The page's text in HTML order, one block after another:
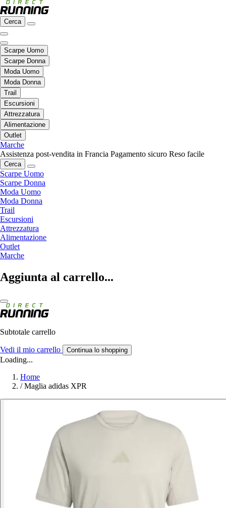
Cerca
Scarpe Uomo
Scarpe Donna
Moda Uomo
Moda Donna
Trail
Escursioni
Attrezzatura
Alimentazione
Outlet
Marche
Assistenza post-vendita in Francia Pagamento sicuro Reso facile
Cerca
Scarpe Uomo
Scarpe Donna
Moda Uomo
Moda Donna
Trail
Escursioni
Attrezzatura
Alimentazione
Outlet
Marche
Aggiunta al carrello...
Subtotale carrello
Vedi il mio carrello Continua lo shopping
Loading...
Home
/ Maglia adidas XPR